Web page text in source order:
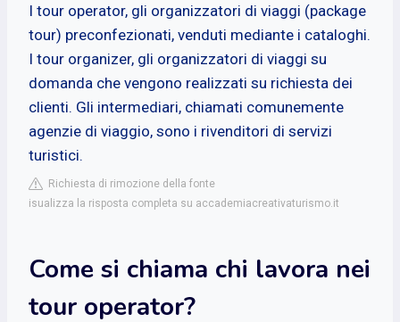
I tour operator, gli organizzatori di viaggi (package
tour) preconfezionati, venduti mediante i cataloghi.
I tour organizer, gli organizzatori di viaggi su
domanda che vengono realizzati su richiesta dei
clienti. Gli intermediari, chiamati comunemente
agenzie di viaggio, sono i rivenditori di servizi
turistici.
Richiesta di rimozione della fonte
isualizza la risposta completa su accademiacreativaturismo.it
Come si chiama chi lavora nei
tour operator?